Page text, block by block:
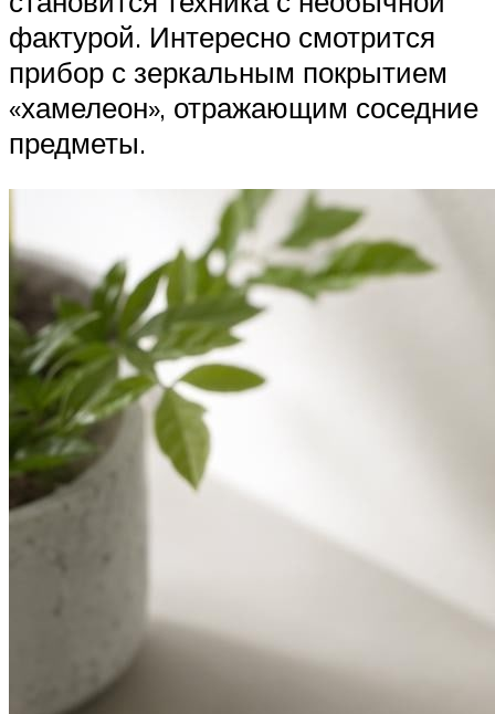
фактурой. Интересно смотрится
прибор с зеркальным покрытием
«хамелеон», отражающим соседние
предметы.